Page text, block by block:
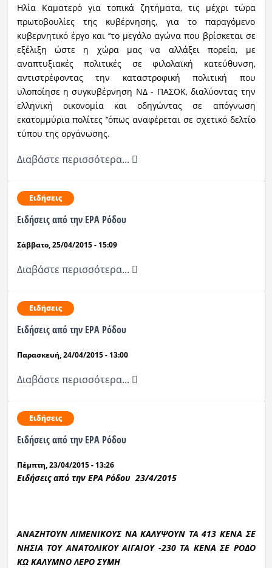
Ηλία Καματερό για τοπικά ζητήματα, τις μέχρι τώρα
πρωτοβουλίες της κυβέρνησης, για το παραγόμενο
κυβερνητικό έργο και ‘’το μεγάλο αγώνα που βρίσκεται σε
εξέλιξη ώστε η χώρα μας να αλλάξει πορεία, με
αναπτυξιακές πολιτικές σε φιλολαϊκή κατεύθυνση,
αντιστρέφοντας την καταστροφική πολιτική που
υλοποίησε η συγκυβέρνηση ΝΔ - ΠΑΣΟΚ, διαλύοντας την
ελληνική οικονομία και οδηγώντας σε απόγνωση
εκατομμύρια πολίτες ’’όπως αναφέρεται σε σχετικό δελτίο
τύπου της οργάνωσης.
Διαβάστε περισσότερα...
Ειδήσεις
Eιδήσεις από την ΕΡΑ Ρόδου
Σάββατο, 25/04/2015 - 15:09
Διαβάστε περισσότερα...
Ειδήσεις
Ειδήσεις από την ΕΡΑ Ρόδου
Παρασκευή, 24/04/2015 - 13:00
Διαβάστε περισσότερα...
Ειδήσεις
Ειδήσεις από την ΕΡΑ Ρόδου
Πέμπτη, 23/04/2015 - 13:26
Ειδήσεις από την ΕΡΑ Ρόδου 23/4/2015
ΑΝΑΖΗΤΟΥΝ ΛΙΜΕΝΙΚΟΥΣ ΝΑ ΚΑΛΥΨΟΥΝ ΤΑ 413 ΚΕΝΑ ΣΕ
ΝΗΣΙΑ ΤΟΥ ΑΝΑΤΟΛΙΚΟΥ ΑΙΓΑΙΟΥ -230 ΤΑ ΚΕΝΑ ΣΕ ΡΟΔΟ
ΚΩ ΚΑΛΥΜΝΟ ΛΕΡΟ ΣΥΜΗ